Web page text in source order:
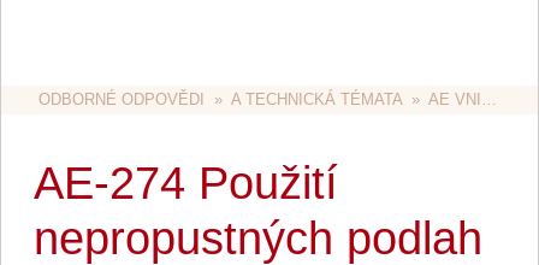
ODBORNÉ ODPOVĚDI
  »
A TECHNICKÁ TÉMATA
  »
AE VNITŘNÍ ROZVODY
AE-274 Použití
nepropustných podlah